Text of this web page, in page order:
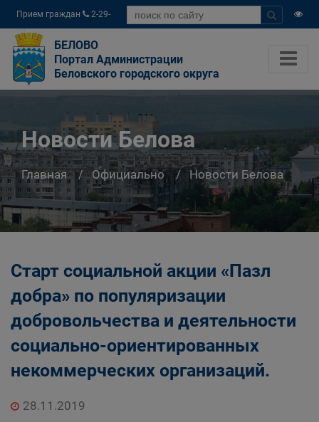
Прием граждан
2-29-
04
БЕЛОВО
Портал Администрации
Беловского городского округа
Новости Белова
Главная Официально Новости Белова
Старт социальной акции «Пазл
добра» по популяризации
добровольчества и деятельности
социально-ориентированных
некоммерческих организаций.
28.11.2019